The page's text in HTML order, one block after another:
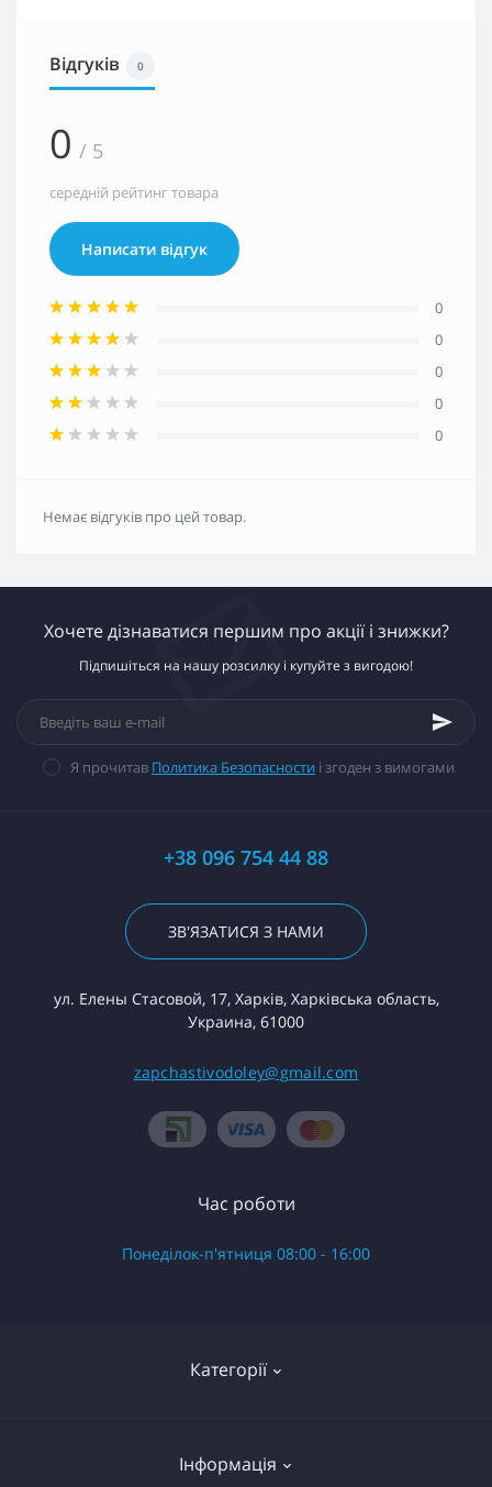
Відгуків 0
0 / 5
середній рейтинг товара
Написати відгук
0
0
0
0
0
Немає відгуків про цей товар.
Хочете дізнаватися першим про акції і знижки?
Підпишіться на нашу розсилку і купуйте з вигодою!
Я прочитав Политика Безопасности і згоден з вимогами
+38 096 754 44 88
ЗВ'ЯЗАТИСЯ З НАМИ
ул. Елены Стасовой, 17, Харків, Харківська область,
Украина, 61000
zapchastivodoley@gmail.com
Категорії
Готові вироби в зборі
Інформація
Час роботи
Понеділок-п'ятниця 08:00 - 16:00